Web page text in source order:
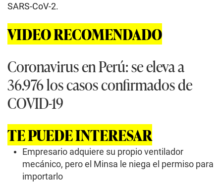
SARS-CoV-2.
VIDEO RECOMENDADO
Coronavirus en Perú: se eleva a
36.976 los casos confirmados de
COVID-19
TE PUEDE INTERESAR
Empresario adquiere su propio ventilador
mecánico, pero el Minsa le niega el permiso para
importarlo